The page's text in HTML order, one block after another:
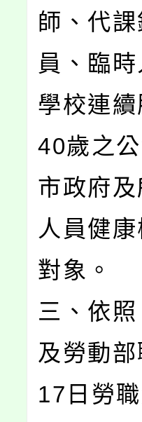
師、代
員、臨
學校連
40歲之
市政府
人員健
對象。
三、依
及勞動
17日勞